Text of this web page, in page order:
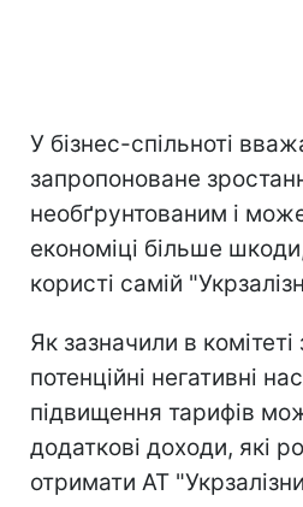
У бізнес-спільноті
запропоноване
необґрунтованим і
економіці більше
користі самій
Як зазначили в комітеті
потенційні негативні
підвищення тарифів
додаткові доходи, які
отримати АТ